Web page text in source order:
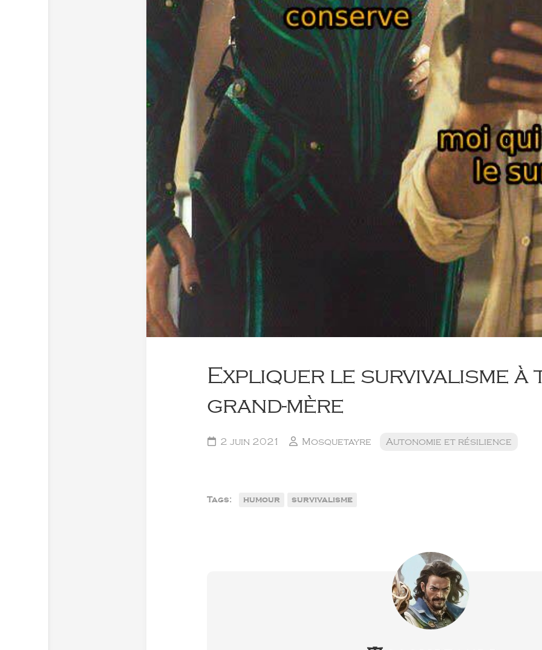
Expliquer le survivalisme à
grand-mère
2 juin 2021 Mosquetayre Autonomie et résilience
Tags: humour survivalisme